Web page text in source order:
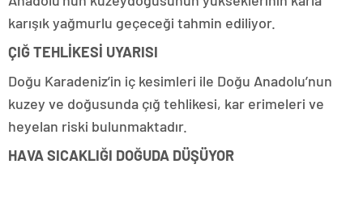
karışık yağmurlu geçeceği tahmin ediliyor.
ÇIĞ TEHLİKESİ UYARISI
Doğu Karadeniz’in iç kesimleri ile Doğu Anadolu’nun
kuzey ve doğusunda çığ tehlikesi, kar erimeleri ve
heyelan riski bulunmaktadır.
HAVA SICAKLIĞI DOĞUDA DÜŞÜYOR